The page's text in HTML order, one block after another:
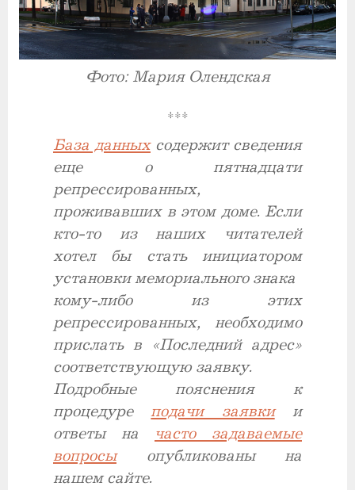
Фото: Мария Олендская
***
База данныхсодержит сведения
еще о пятнадцати
репрессированных,
проживавших в этом доме. Если
кто-то из наших читателей
хотел бы стать инициатором
установки мемориального знака
кому-либо из этих
репрессированных, необходимо
прислать в «Последний адрес»
соответствующую заявку.
Подробные пояснения к
процедуреподачи заявкии
ответы на часто
задаваемые
вопросыопубликованы на
нашем сайте.